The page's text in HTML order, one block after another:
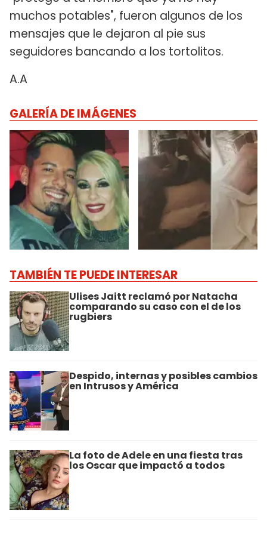
muchos potables", fueron algunos de los
mensajes que le dejaron al pie sus
seguidores bancando a los tortolitos.
A.A
GALERÍA DE IMÁGENES
TAMBIÉN TE PUEDE INTERESAR
Ulises Jaitt reclamó por Natacha
comparando su caso con el de los
rugbiers
Despido, internas y posibles cambios
en Intrusos y América
La foto de Adele en una fiesta tras
los Oscar que impactó a todos